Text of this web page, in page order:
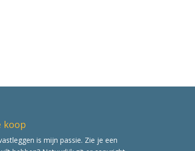
koop
is mijn passie. Zie je een